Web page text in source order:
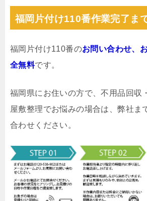
福岡片付け110番作業完了ま
福岡片付け110番のお問い合わせ、
全無料です。
福岡県にお住いの方で、不用品回収
屋敷整理でお悩みの場合は、弊社ま
合わせください。